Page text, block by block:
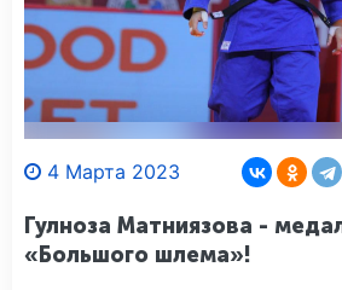
4 Марта 2023
Гулноза Матниязова -
«Большого шлема»!